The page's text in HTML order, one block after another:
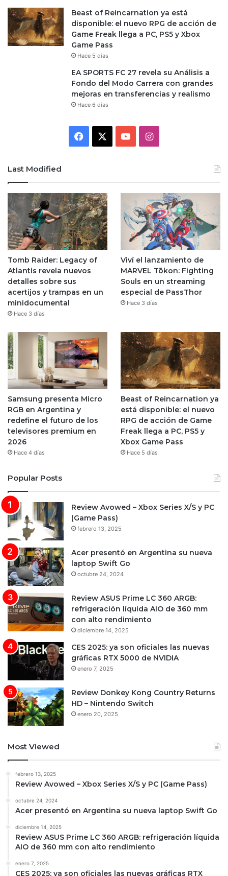
Beast of Reincarnation ya está
disponible: el nuevo RPG de acción de
Game Freak llega a PC, PS5 y Xbox
Game Pass
Hace 5 días
EA SPORTS FC 27 revela su Análisis a
Fondo del Modo Carrera con grandes
mejoras en transferencias y realismo
Hace 6 días
Facebook YouTubeInstagram
Last Modified
Tomb Raider: Legacy of
Atlantis revela nuevos
detalles sobre sus
acertijos y trampas en un
minidocumental
Hace 3 días
Viví el lanzamiento de
MARVEL Tōkon: Fighting
Souls en un streaming
especial de PassThor
Hace 3 días
Samsung presenta Micro
RGB en Argentina y
redefine el futuro de los
televisores premium en
2026
Hace 4 días
Beast of Reincarnation ya
está disponible: el nuevo
RPG de acción de Game
Freak llega a PC, PS5 y
Xbox Game Pass
Hace 5 días
Popular Posts
Review Avowed – Xbox Series X/S y PC
(Game Pass)
febrero 13, 2025
Acer presentó en Argentina su nueva
laptop Swift Go
octubre 24, 2024
Review ASUS Prime LC 360 ARGB:
refrigeración líquida AIO de 360 mm
con alto rendimiento
diciembre 14, 2025
CES 2025: ya son oficiales las nuevas
gráficas RTX 5000 de NVIDIA
enero 7, 2025
Review Donkey Kong Country Returns
HD – Nintendo Switch
enero 20, 2025
Most Viewed
febrero 13, 2025
Review Avowed – Xbox Series X/S y PC (Game Pass)
octubre 24, 2024
Acer presentó en Argentina su nueva laptop Swift Go
diciembre 14, 2025
Review ASUS Prime LC 360 ARGB: refrigeración líquida
AIO de 360 mm con alto rendimiento
enero 7, 2025
CES 2025: ya son oficiales las nuevas gráficas RTX